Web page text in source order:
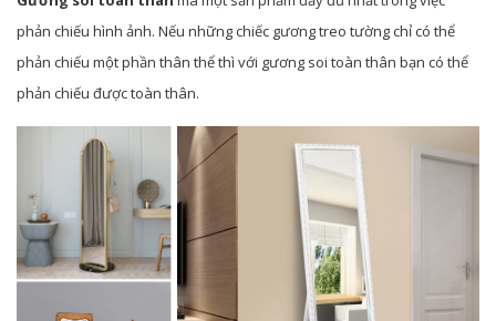
phản chiếu hình ảnh. Nếu những chiếc gương treo tường chỉ có thể
phản chiếu một phần thân thể thì với gương soi toàn thân bạn có thể
phản chiếu được toàn thân.